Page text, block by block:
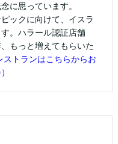
に思っています。
ックに向けて、イスラ
。ハラール認証店舗
もっと増えてもらいた
ストランはこちらからお